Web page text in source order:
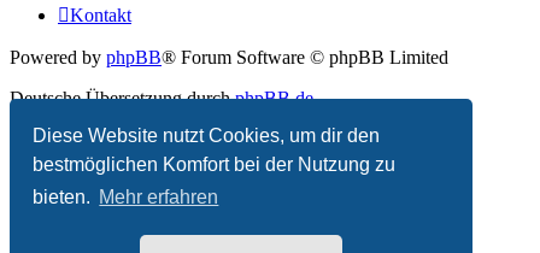
Diese Website nutzt Cookies, um dir den
bestmöglichen Komfort bei der Nutzung zu
bieten. Mehr erfahren
Kontakt
Powered by phpBB® Forum Software © phpBB Limited
Deutsche Übersetzung durchphpBB.de
Datenschutz |Nutzungsbedingungen